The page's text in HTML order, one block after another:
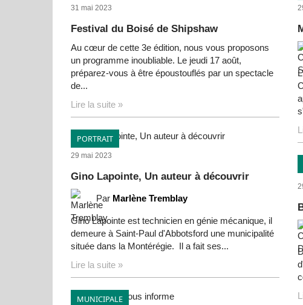
31 mai 2023
Festival du Boisé de Shipshaw
Au cœur de cette 3e édition, nous vous proposons
un programme inoubliable. Le jeudi 17 août,
préparez-vous à être époustouflés par un spectacle
de...
Lire la suite »
PORTRAIT
29 mai 2023
Gino Lapointe, Un auteur à découvrir
Par Marlène Tremblay
Gino Lapointe est technicien en génie mécanique, il
demeure à Saint-Paul d'Abbotsford une municipalité
située dans la Montérégie. Il a fait ses...
Lire la suite »
MUNICIPALE